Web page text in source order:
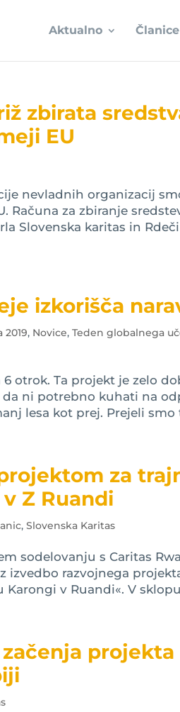
Aktualno Članice
zbirata
EU
nevladnih organizacij
Računa za zbiranje
Slovenska karitas in
izkorišča
2019, Novice,Teden globalnega
otrok. Ta projekt je zelo
ni potrebno kuhati na
lesa kot prej. Prejeli smo
za
Z Ruandi
,Slovenska Karitas
sodelovanju s Caritas
izvedbo razvojnega
v Ruandi«. V